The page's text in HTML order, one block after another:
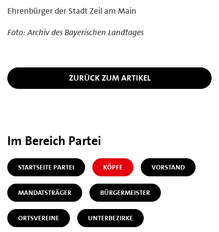
Ehrenbürger der Stadt Zeil am Main
Foto: Archiv des Bayerischen Landtages
ZURÜCK ZUM ARTIKEL
Im Bereich Partei
STARTSEITE PARTEI KÖPFE VORSTAND
MANDATSTRÄGER BÜRGERMEISTER
ORTSVEREINE UNTERBEZIRKE